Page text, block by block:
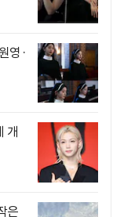
영·
개
은